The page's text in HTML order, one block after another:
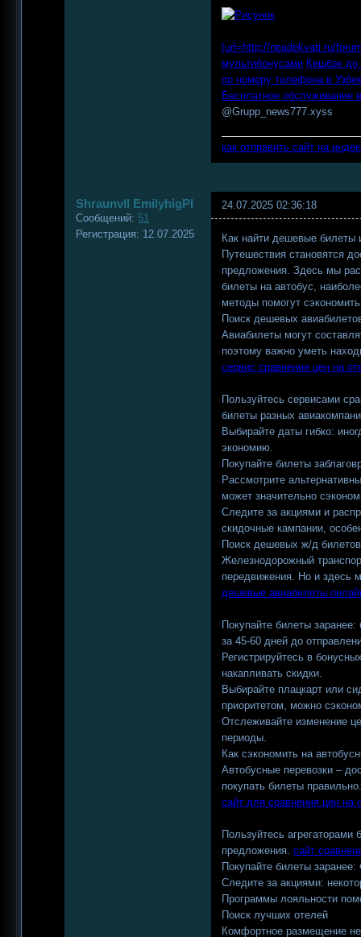
[url=http://neadekvati.ru/
мультибонусами Кешбэк до
по номеру телефона в
Бесплатное обслуживание
@Grupp_news777.xyss
как отправить сайт на
Shraunvll EmilyhigPI
Сообщений: 51
Регистрация: 12.07.2025
24.07.2025 02:36:18
Как найти дешевые
Путешествия становятся
предложения. Здесь мы
билеты на автобус,
методы помогут
Поиск дешевых
Авиабилеты могут
поэтому важно уметь
сервис сравнения цен на
Пользуйтесь сервисами
билеты разных
Выбирайте даты гибко:
экономию.
Покупайте билеты
Рассмотрите
может значительно
Следите за акциями и
скидочные кампании,
Поиск дешевых ж/д билетов
Железнодорожный
передвижения. Но и здесь
дешевые авиабилеты
Покупайте билеты
за 45-60 дней до
Регистрируйтесь в
накапливать скидки.
Выбирайте плацкарт или
приоритетом, можно
Отслеживайте изменение
периоды.
Как сэкономить на
Автобусные перевозки –
покупать билеты
сайт для сравнения цен на
Пользуйтесь
предложения.сайт
Покупайте билеты
Следите за акциями:
Программы лояльности
Поиск лучших отелей
Комфортное размещение не